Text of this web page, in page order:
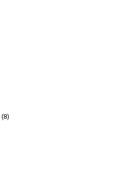
(8)